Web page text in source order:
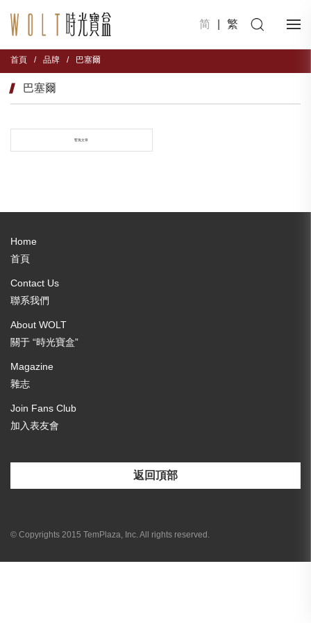
简 繁
首頁 / 品牌 / 巴塞爾
巴塞爾
暫無文章
Home
首頁
Contact Us
聯系我們
About WOLT
關于 “時光寶盒”
Magazine
雜志
Join Fans Club
加入表友會
返回頂部
© Copyrights 2015 TemPlaza, Inc. All rights reserved.